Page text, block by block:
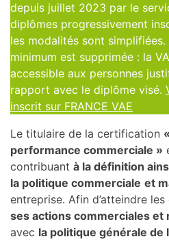
depuis juillet 2023 par le
diplômes progressivement
les modalités sont simplifiées.
minimum est supprimée : la
accessible aux personnes
rapport avec le diplôme visé.
inscrit sur FRANCE VAE
Le titulaire de la certification
performance commerciale »
contribuant à la définition
la politique commerciale et
entreprise. Afin d’atteindre
ses actions commerciales et
avec la politique générale de